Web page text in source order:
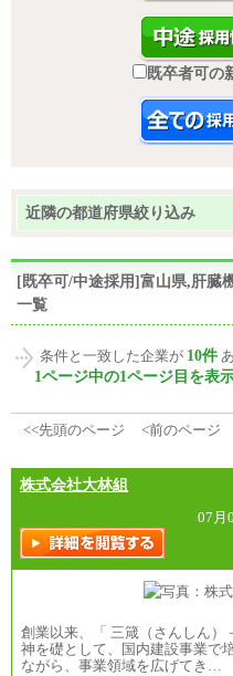
既卒者可の
近隣の都道府県絞り込み
[既卒可/中途採用]富山県,肝臓
一覧
条件と一致した企業が 10件
1ページ中の1ページ目を表
<<先頭のページ
<前のページ
株式会社大林組
07月
創業以来、「 三箴（さんしん）
神を礎として、国内建設事業で
ながら、事業領域を広げてき…